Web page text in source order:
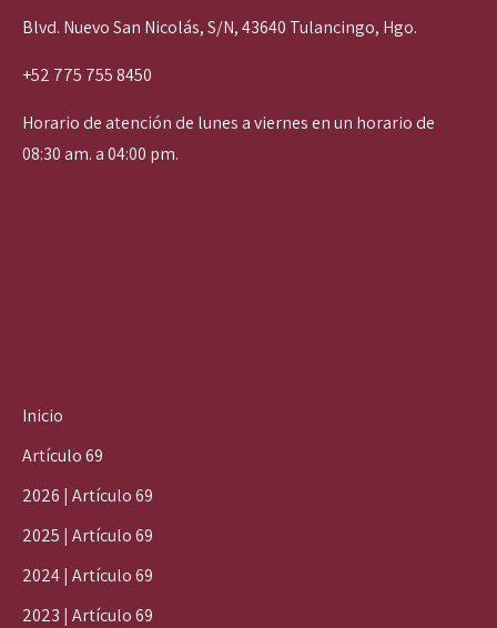
Blvd. Nuevo San Nicolás, S/N, 43640 Tulancingo, Hgo.
+52 775 755 8450
Horario de atención de lunes a viernes en un horario de
08:30 am. a 04:00 pm.
Inicio
Artículo 69
2026 | Artículo 69
2025 | Artículo 69
2024 | Artículo 69
2023 | Artículo 69